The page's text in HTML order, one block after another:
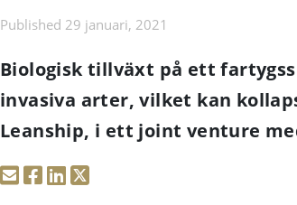
Published 29 januari, 2021
Biologisk tillväxt på ett
invasiva arter, vilket kan
Leanship, i ett joint venture